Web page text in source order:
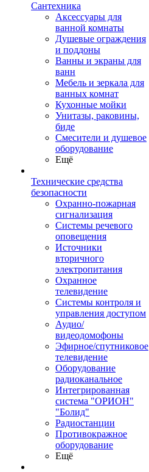
Сантехника
Аксессуары для
ванной комнаты
Душевые ограждения
и поддоны
Ванны и экраны для
ванн
Мебель и зеркала для
ванных комнат
Кухонные мойки
Унитазы, раковины,
биде
Смесители и душевое
оборудование
Ещё
Технические средства
безопасности
Охранно-пожарная
сигнализация
Системы речевого
оповещения
Источники
вторичного
электропитания
Охранное
телевидение
Системы контроля и
управления доступом
Аудио/
видеодомофоны
Эфирное/спутниковое
телевидение
Оборудование
радиоканальное
Интегрированная
система "ОРИОН"
"Болид"
Радиостанции
Противокражное
оборудование
Ещё